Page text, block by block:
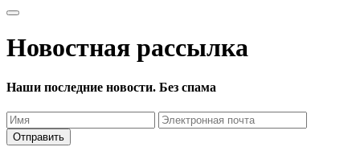
Новостная рассылка
Наши последние новости. Без спама
Отправить